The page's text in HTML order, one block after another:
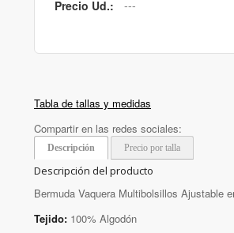
Precio Ud.:
Tabla de tallas y medidas
Compartir en las redes sociales:
Descripción Precio por talla
Descripción del producto
Bermuda Vaquera Multibolsillos Ajustable
Tejido: 100% Algodón